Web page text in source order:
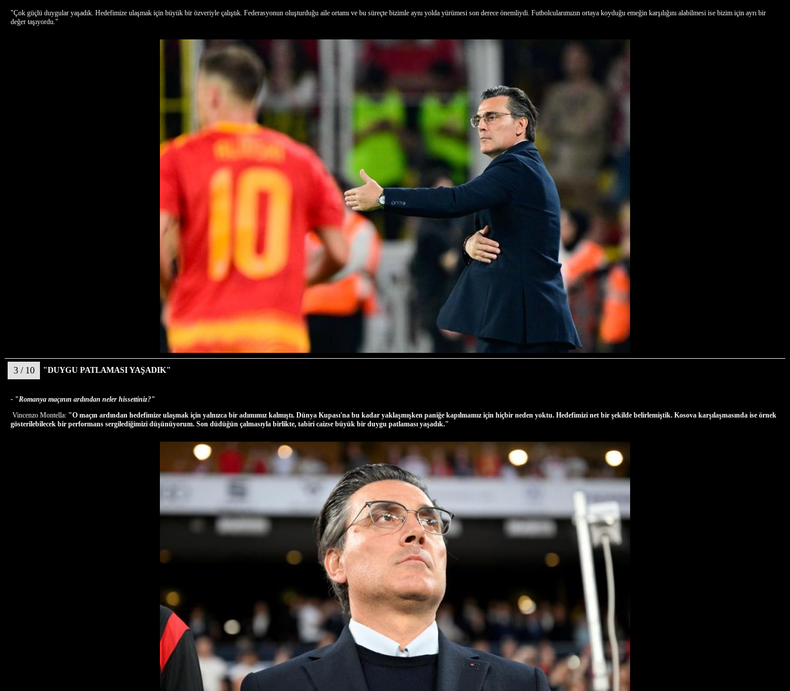
"Çok güçlü duygular yaşadık. Hedefimize ulaşmak için büyük bir özveriyle çalıştık. Federasyonun oluşturduğu aile ortamı ve bu süreçte bizimle aynı yolda yürümesi son derece önemliydi. Futbolcularımızın ortaya koyduğu emeğin karşılığını alabilmesi ise bizim için ayrı bir
değer taşıyordu."
3 / 10 "DUYGU PATLAMASI YAŞADIK"
- "Romanya maçının ardından neler hissettiniz?"
Vincenzo Montella: "O maçın ardından hedefimize ulaşmak için yalnızca bir adımımız kalmıştı. Dünya Kupası'na bu kadar yaklaşmışken paniğe kapılmamız için hiçbir neden yoktu. Hedefimizi net bir şekilde belirlemiştik. Kosova karşılaşmasında ise örnek
gösterilebilecek bir performans sergilediğimizi düşünüyorum. Son düdüğün çalmasıyla birlikte, tabiri caizse büyük bir duygu patlaması yaşadık."